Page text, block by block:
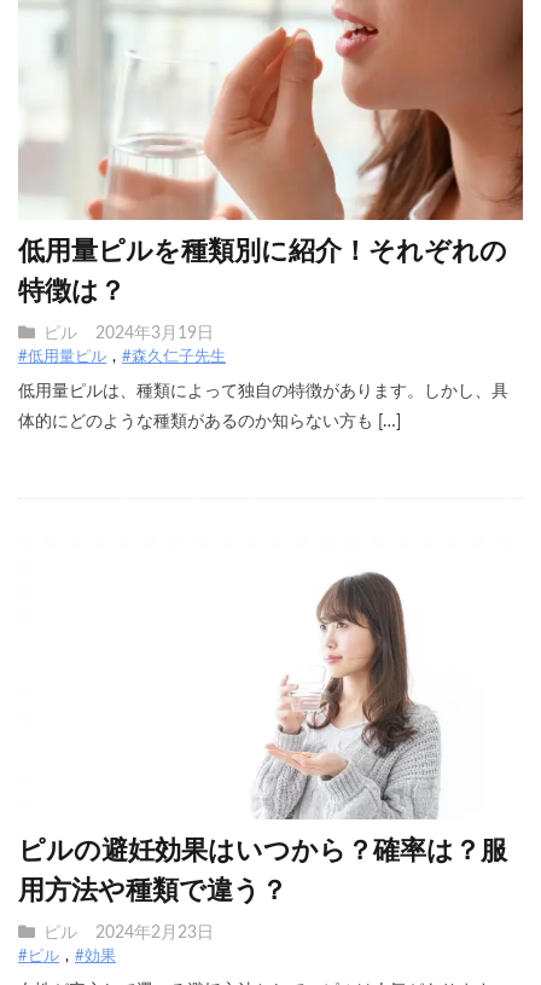
低用量ピルを種類別に紹介！それぞれの
特徴は？
ピル 2024年3月19日
#低用量ピル #森久仁子先生
低用量ピルは、種類によって独自の特徴があります。しかし、具
体的にどのような種類があるのか知らない方も […]
ピルの避妊効果はいつから？確率は？服
用方法や種類で違う？
ピル 2024年2月23日
#ピル #効果